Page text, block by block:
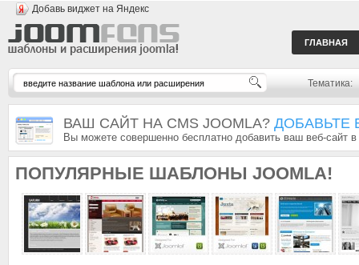
Добавь виджет на Яндекс
ГЛАВНАЯ
Тематика:
ВАШ САЙТ НА CMS JOOMLA? ДОБАВЬТЕ
Вы можете совершенно бесплатно добавить ваш веб-сайт
ПОПУЛЯРНЫЕ ШАБЛОНЫ JOOMLA!